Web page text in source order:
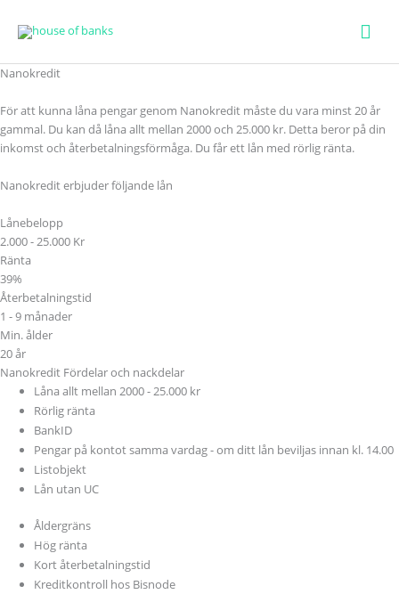
Nanokredit
För att kunna låna pengar genom Nanokredit måste du vara minst 20 år
gammal. Du kan då låna allt mellan 2000 och 25.000 kr. Detta beror på din
inkomst och återbetalningsförmåga. Du får ett lån med rörlig ränta.
Nanokredit erbjuder följande lån
Lånebelopp
2.000 - 25.000 Kr
Ränta
39%
Återbetalningstid
1 - 9 månader
Min. ålder
20 år
Nanokredit Fördelar och nackdelar
Låna allt mellan 2000 - 25.000 kr
Rörlig ränta
BankID
Pengar på kontot samma vardag - om ditt lån beviljas innan kl. 14.00
Listobjekt
Lån utan UC
Åldergräns
Hög ränta
Kort återbetalningstid
Kreditkontroll hos Bisnode